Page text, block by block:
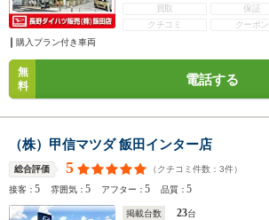
買取
保証
クチコミ
クーポン
購入プラン付き車両
無
料
電話する
（株）甲信マツダ 飯田インター店
総合評価 5 （クチコミ件数： 3件）
接客：5 雰囲気：5 アフター：5 品質：5
掲載台数 23台